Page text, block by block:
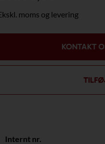
moms og levering
KONTAKT
Internt nr.